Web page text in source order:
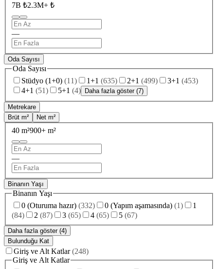
7B ₺2.3M+ ₺
—
Oda Sayısı
Oda Sayısı
Stüdyo (1+0) (11) 1+1 (635) 2+1 (499) 3+1 (453)
4+1 (51) 5+1 (4) Daha fazla göster (7)
Metrekare
Brüt m²
Net m²
40 m²900+ m²
—
Binanın Yaşı
Binanın Yaşı
0 (Oturuma hazır) (332) 0 (Yapım aşamasında) (1)
1
(84) 2 (87) 3 (65) 4 (65) 5 (67)
Daha fazla göster (4)
Bulunduğu Kat
Giriş ve Alt Katlar (248)
Giriş ve Alt Katlar